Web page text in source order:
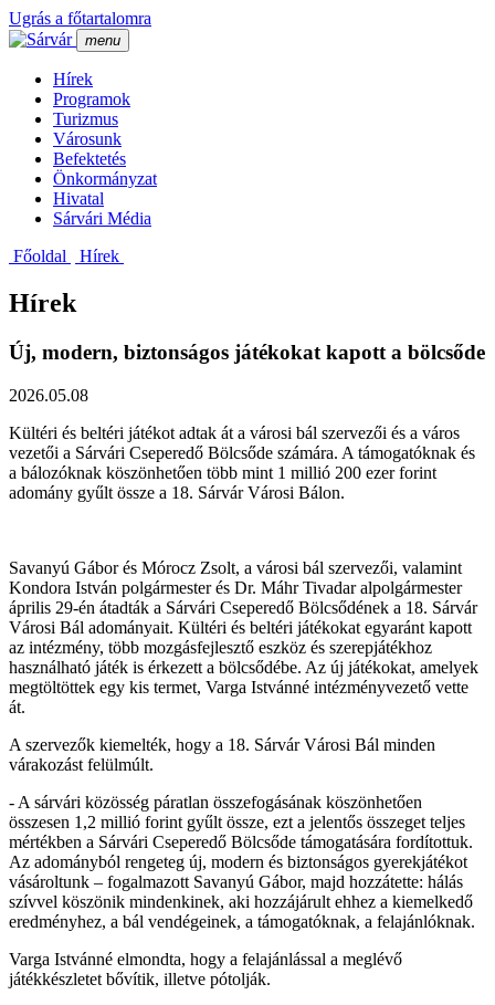
Ugrás a főtartalomra
menu
Hí­rek
Programok
Turizmus
Városunk
Befektetés
Önkormányzat
Hivatal
Sárvári Média
Főoldal
Hí­rek
Hírek
Új, modern, biztonságos játékokat kapott a bölcsőde
2026.05.08
Kültéri és beltéri játékot adtak át a városi bál szervezői és a város
vezetői a Sárvári Cseperedő Bölcsőde számára. A támogatóknak és
a bálozóknak köszönhetően több mint 1 millió 200 ezer forint
adomány gyűlt össze a 18. Sárvár Városi Bálon.
Savanyú Gábor és Mórocz Zsolt, a városi bál szervezői, valamint
Kondora István polgármester és Dr. Máhr Tivadar alpolgármester
április 29-én átadták a Sárvári Cseperedő Bölcsődének a 18. Sárvár
Városi Bál adományait. Kültéri és beltéri játékokat egyaránt kapott
az intézmény, több mozgásfejlesztő eszköz és szerepjátékhoz
használható játék is érkezett a bölcsődébe. Az új játékokat, amelyek
megtöltöttek egy kis termet, Varga Istvánné intézményvezető vette
át.
A szervezők kiemelték, hogy a 18. Sárvár Városi Bál minden
várakozást felülmúlt.
- A sárvári közösség páratlan összefogásának köszönhetően
összesen 1,2 millió forint gyűlt össze, ezt a jelentős összeget teljes
mértékben a Sárvári Cseperedő Bölcsőde támogatására fordítottuk.
Az adományból rengeteg új, modern és biztonságos gyerekjátékot
vásároltunk – fogalmazott Savanyú Gábor, majd hozzátette: hálás
szívvel köszönik mindenkinek, aki hozzájárult ehhez a kiemelkedő
eredményhez, a bál vendégeinek, a támogatóknak, a felajánlóknak.
Varga Istvánné elmondta, hogy a felajánlással a meglévő
játékkészletet bővítik, illetve pótolják.